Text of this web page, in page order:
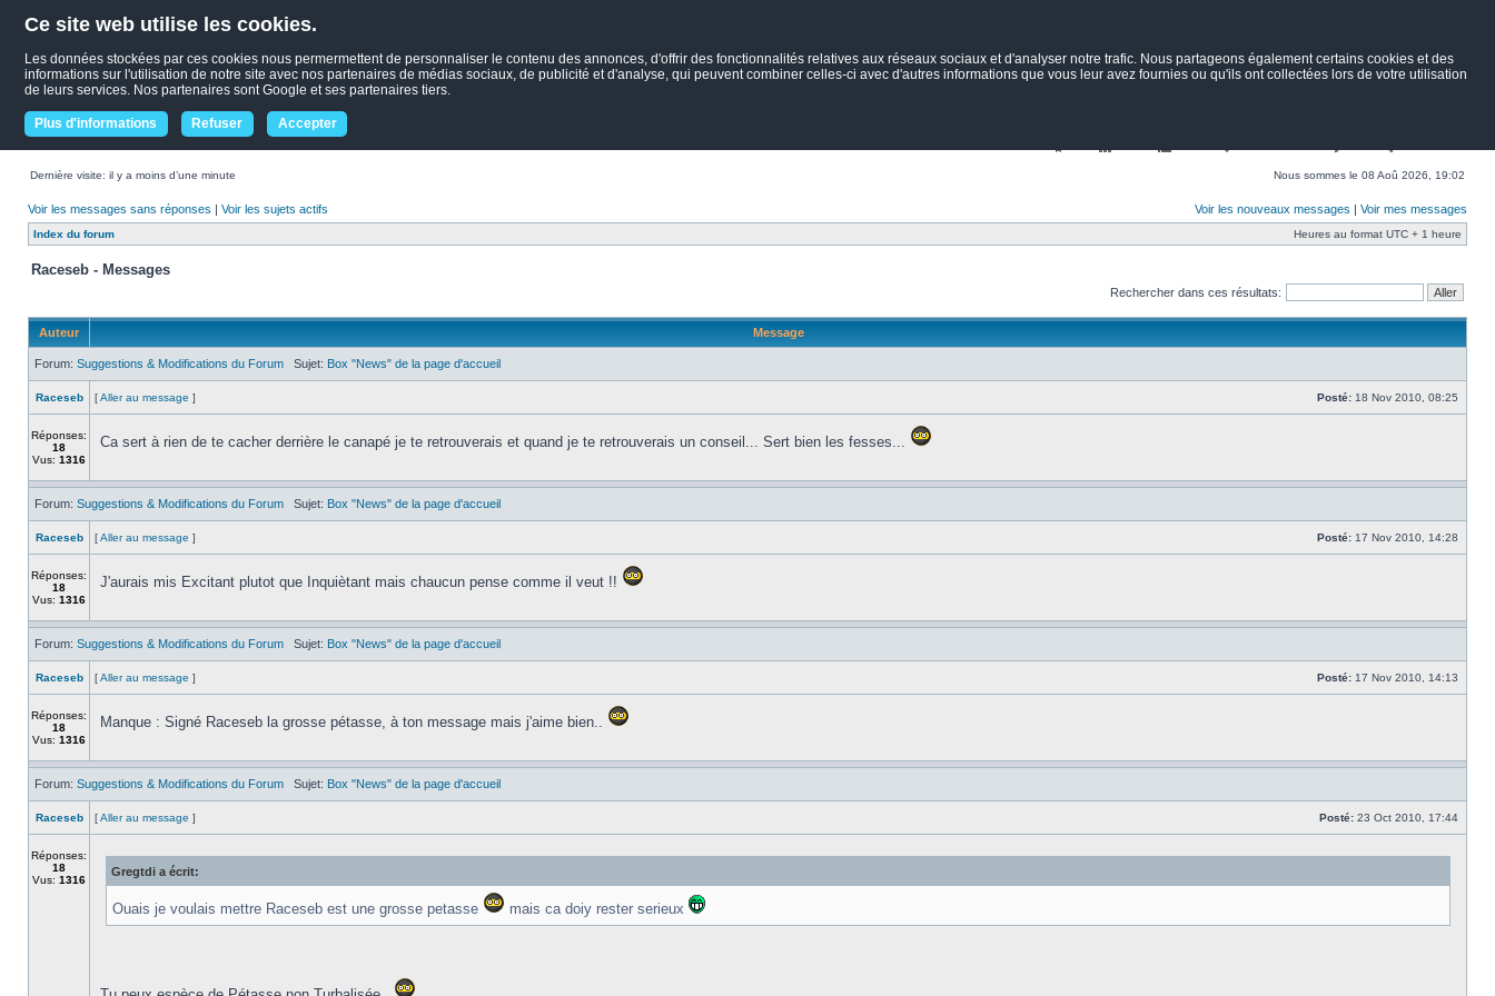
Ce site web utilise les cookies.
Les données stockées par ces cookies nous permermettent de personnaliser le contenu des annonces, d'offrir des fonctionnalités relatives aux réseaux sociaux et d'analyser notre trafic. Nous partageons également certains cookies et des
informations sur l'utilisation de notre site avec nos partenaires de médias sociaux, de publicité et d'analyse, qui peuvent combiner celles-ci avec d'autres informations que vous leur avez fournies ou qu'ils ont collectées lors de votre utilisation
de leurs services. Nos partenaires sont Google et ses partenaires tiers.
Plus d'informations Refuser Accepter
Dernière visite: il y a moins d’une minute Nous sommes le 08 Aoû 2026, 19:02
Voir les messages sans réponses | Voir les sujets actifs Voir les nouveaux messages | Voir mes messages
Index du forum Heures au format UTC + 1 heure
Raceseb - Messages
Rechercher dans ces résultats:
Auteur Message
Forum: Suggestions & Modifications du Forum Sujet: Box "News" de la page d'accueil
Raceseb [Aller au message ] Posté: 18 Nov 2010, 08:25
Réponses:
18
Vus: 1316
Ca sert à rien de te cacher derrière le canapé je te retrouverais et quand je te retrouverais un conseil... Sert bien les fesses...
Forum: Suggestions & Modifications du Forum Sujet: Box "News" de la page d'accueil
Raceseb [Aller au message ] Posté: 17 Nov 2010, 14:28
Réponses:
18
Vus: 1316
J'aurais mis Excitant plutot que Inquiètant mais chaucun pense comme il veut !!
Forum: Suggestions & Modifications du Forum Sujet: Box "News" de la page d'accueil
Raceseb [Aller au message ] Posté: 17 Nov 2010, 14:13
Réponses:
18
Vus: 1316
Manque : Signé Raceseb la grosse pétasse, à ton message mais j'aime bien..
Forum: Suggestions & Modifications du Forum Sujet: Box "News" de la page d'accueil
Raceseb [Aller au message ] Posté: 23 Oct 2010, 17:44
Réponses:
18
Vus: 1316
Gregtdi a écrit:
Ouais je voulais mettre Raceseb est une grosse petasse mais ca doiy rester serieux